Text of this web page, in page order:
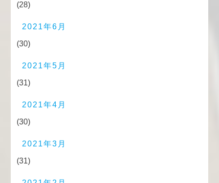
(28)
2021年6月
(30)
2021年5月
(31)
2021年4月
(30)
2021年3月
(31)